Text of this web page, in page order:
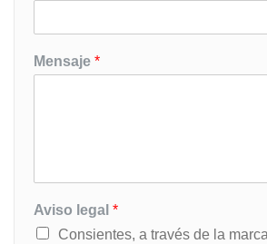
Mensaje *
Aviso legal *
Consientes, a través de la